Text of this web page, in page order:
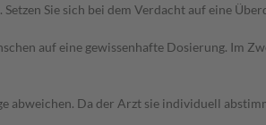
Sie sich bei dem Verdacht auf eine
auf eine gewissenhafte Dosierung. Im
abweichen. Da der Arzt sie individuell